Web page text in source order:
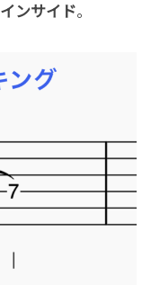
インサイド。